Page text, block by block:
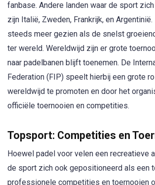
fanbase. Andere landen waar de sport
zijn Italië, Zweden, Frankrijk, en
steeds meer gezien als de snelst
ter wereld. Wereldwijd zijn er grote
naar padelbanen blijft toenemen. De
Federation (FIP) speelt hierbij een grote
wereldwijd te promoten en door het
officiële toernooien en competities.
Topsport: Competities en
Hoewel padel voor velen een recreatieve
de sport zich ook gepositioneerd als een
professionele competities en toernooien